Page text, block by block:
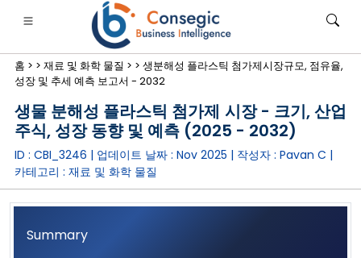
·금융·보험• 소비재 • 에너지 및 전력• 식품 및 음료
• 사례 연구
홈 > > 재료 및 화학 물질 > > 생분해성 플라스틱 첨가제시장규모, 점유율,
성장 및 추세 예측 보고서 - 2032
생물 분해성 플라스틱 첨가제 시장 - 크기, 산업
주식, 성장 동향 및 예측 (2025 - 2032)
ID : CBI_3246 | 업데이트 날짜 : Nov 2025 | 작성자 : Pavan C |
카테고리 : 재료 및 화학 물질
Summary